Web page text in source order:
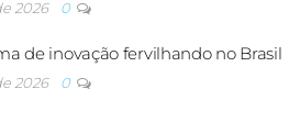
2026 0
de inovação fervilhando no Brasil
2026 0